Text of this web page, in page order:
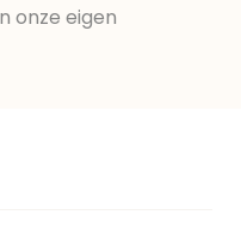
onze eigen